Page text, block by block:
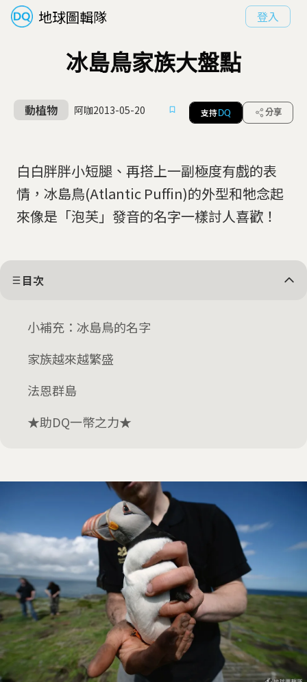
地球圖輯隊 登入
冰島鳥家族大盤點
動植物 阿咖2013-05-20 支持 DQ 分享
白白胖胖小短腿、再搭上一副極度有戲的表
情，冰島鳥(Atlantic Puffin)的外型和牠念起
來像是「泡芙」發音的名字一樣討人喜歡！
目次
小補充：冰島鳥的名字
家族越來越繁盛
法恩群島
★助DQ一幣之力★